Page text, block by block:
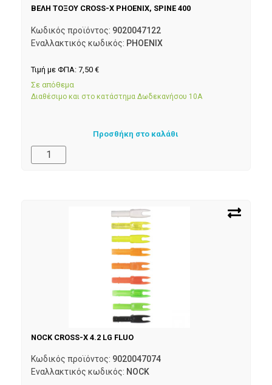
ΒΕΛΗ ΤΟΞΟΥ CROSS-X PHOENIX, SPINE 400
Κωδικός προϊόντος: 9020047122
Εναλλακτικός κωδικός: PHOENIX
Τιμή με ΦΠΑ: 7,50 €
Σε απόθεμα
Διαθέσιμο και στο κατάστημα Δωδεκανήσου 10Α
Προσθήκη στο καλάθι
NOCK CROSS-X 4.2 LG FLUO
Κωδικός προϊόντος: 9020047074
Εναλλακτικός κωδικός: NOCK